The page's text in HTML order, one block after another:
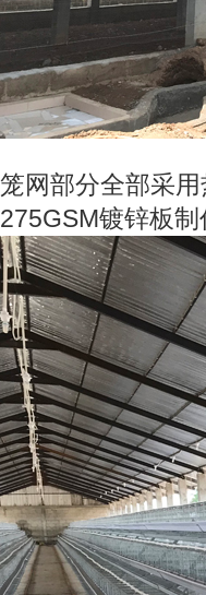
笼网部分全部采
275GSM镀锌板制